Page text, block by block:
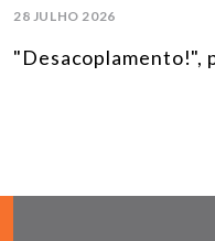
28 JULHO 2026
"Desacoplamento!",